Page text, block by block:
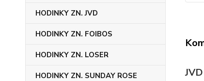
HODINKY ZN. JVD
HODINKY ZN. FOIBOS
HODINKY ZN. LOSER
HODINKY ZN. SUNDAY ROSE